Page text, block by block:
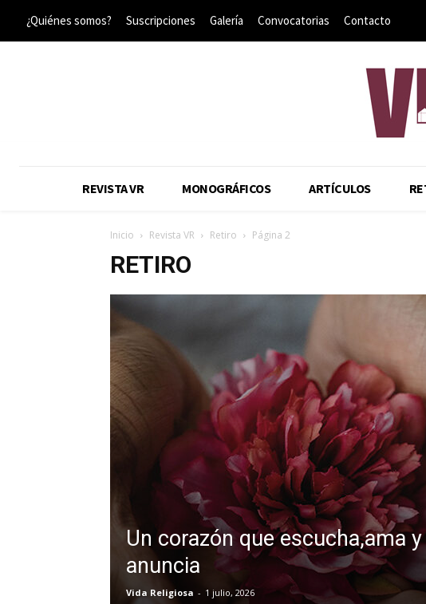
¿Quiénes somos? Suscripciones Galería Convocatorias Contacto
REVISTA VR MONOGRÁFICOS ARTÍCULOS
Inicio Revista VR Retiro Página 2
RETIRO
Un corazón que escucha,ama y
anuncia
Vida Religiosa - 1 julio, 2026